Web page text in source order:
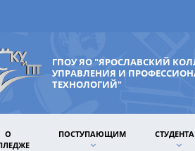
ГПОУ ЯО "ЯРОСЛАВСКИЙ
УПРАВЛЕНИЯ И
ТЕХНОЛОГИЙ"
О
ПОСТУПАЮЩИМ